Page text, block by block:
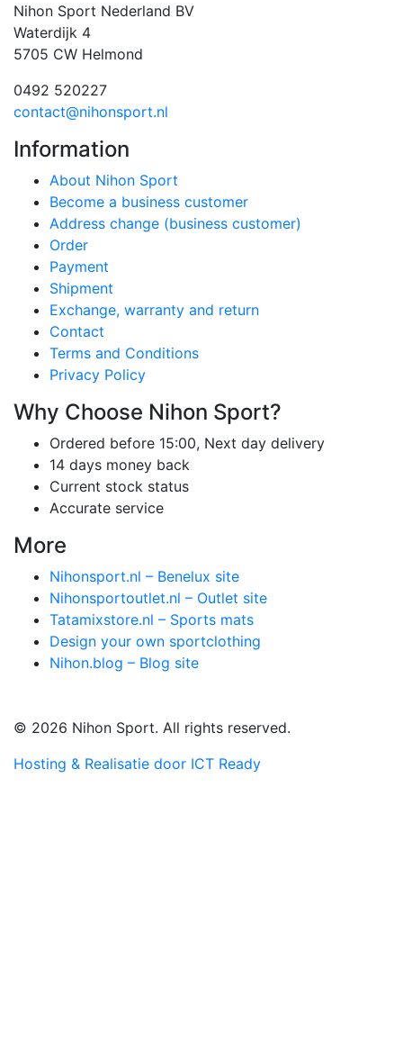
Nihon Sport Nederland BV
Waterdijk 4
5705 CW Helmond
0492 520227
contact@nihonsport.nl
Information
About Nihon Sport
Become a business customer
Address change (business customer)
Order
Payment
Shipment
Exchange, warranty and return
Contact
Terms and Conditions
Privacy Policy
Why Choose Nihon Sport?
Ordered before 15:00, Next day delivery
14 days money back
Current stock status
Accurate service
More
Nihonsport.nl – Benelux site
Nihonsportoutlet.nl – Outlet site
Tatamixstore.nl – Sports mats
Design your own sportclothing
Nihon.blog – Blog site
© 2026 Nihon Sport. All rights reserved.
Hosting & Realisatie door ICT Ready